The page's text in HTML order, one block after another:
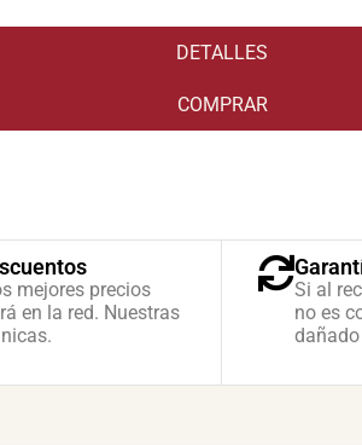
DETALLES
COMPRAR
mejores precios
en la red. Nuestras
Si al
no es